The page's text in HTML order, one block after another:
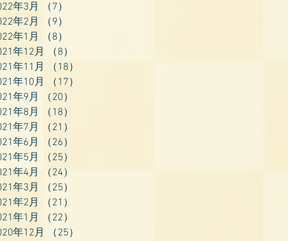
年3月
（7）
年2月
（9）
年1月
（8）
年12月
（8）
年11月
（18）
年10月
（17）
年9月
（20）
年8月
（18）
年7月
（21）
年6月
（26）
年5月
（25）
年4月
（24）
年3月
（25）
年2月
（21）
年1月
（22）
年12月
（25）